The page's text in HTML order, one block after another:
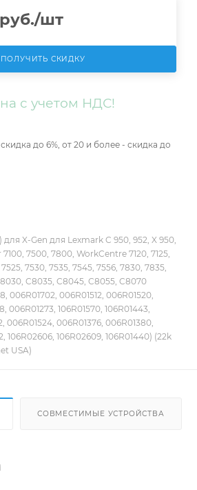
руб./шт
ПОЛУЧИТЬ СКИДКУ
с учетом НДС!
до 6%, от 20 и более - скидка до
X-Gen для Lexmark C 950, 952, X 950,
7500, 7800, WorkCentre 7120, 7125,
7530, 7535, 7545, 7556, 7830, 7835,
C8035, C8045, C8055, C8070
006R01702, 006R01512, 006R01520,
006R01273, 106R01570, 106R01443,
006R01524, 006R01376, 006R01380,
106R02606, 106R02609, 106R01440) (22k
USA)
СОВМЕСТИМЫЕ УСТРОЙСТВА